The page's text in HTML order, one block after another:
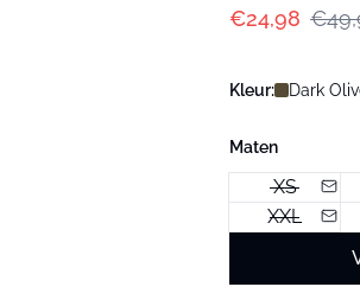
€24,98
Kleur: Dark
Maten
XS
XXL